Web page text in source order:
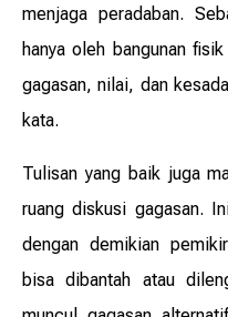
menjaga peradaban.
hanya oleh bangunan
gagasan, nilai, dan
kata.
Tulisan yang baik juga
ruang diskusi gagasan.
dengan demikian
bisa dibantah atau